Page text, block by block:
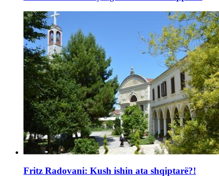
Fritz Radovani: Kush ishin ata shqiptarë?!